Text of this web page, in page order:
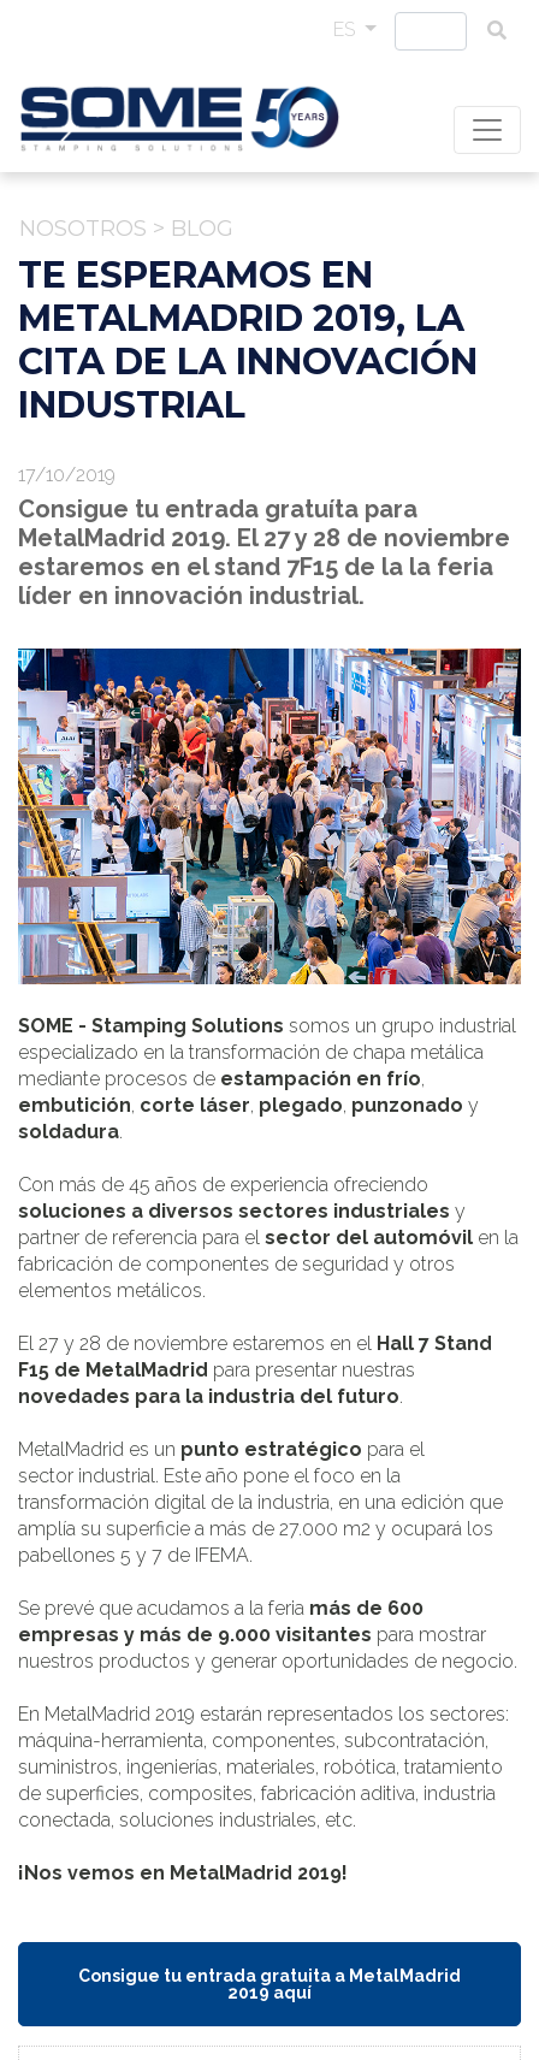
ES
NOSOTROS > BLOG
TE ESPERAMOS EN
METALMADRID 2019, LA
CITA DE LA INNOVACIÓN
INDUSTRIAL
17/10/2019
Consigue tu entrada gratuíta para
MetalMadrid 2019. El 27 y 28 de noviembre
estaremos en el stand 7F15 de la la feria
líder en innovación industrial.
SOME - Stamping Solutions somos un grupo industrial
especializado en la transformación de chapa metálica
mediante procesos de estampación en frío,
embutición, corte láser, plegado, punzonado y
soldadura.
Con más de 45 años de experiencia ofreciendo
soluciones a diversos sectores industriales y
partner de referencia para el sector del automóvil en la
fabricación de componentes de seguridad y otros
elementos metálicos.
El 27 y 28 de noviembre estaremos en el Hall 7 Stand
F15 de MetalMadrid para presentar nuestras
novedades para la industria del futuro.
MetalMadrid es un punto estratégico para el
sector industrial. Este año pone el foco en la
transformación digital de la industria, en una edición que
amplía su superficie a más de 27.000 m2 y ocupará los
pabellones 5 y 7 de IFEMA.
Se prevé que acudamos a la feria más de 600
empresas y más de 9.000 visitantes para mostrar
nuestros productos y generar oportunidades de negocio.
En MetalMadrid 2019 estarán representados los sectores:
máquina-herramienta, componentes, subcontratación,
suministros, ingenierías, materiales, robótica, tratamiento
de superficies, composites, fabricación aditiva, industria
conectada, soluciones industriales, etc.
¡Nos vemos en MetalMadrid 2019!
Consigue tu entrada gratuita a MetalMadrid
2019 aquí